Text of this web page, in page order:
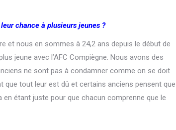
chance à plusieurs jeunes ?
et nous en sommes à 24,2 ans depuis le début de
jeune avec l’AFC Compiègne. Nous avons des
ne sont pas à condamner comme on se doit
que tout leur est dû et certains anciens pensent que
étant juste pour que chacun comprenne que le